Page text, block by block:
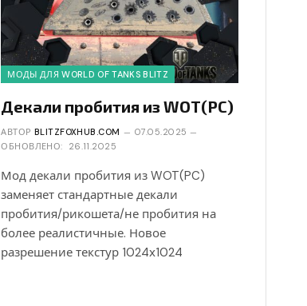
МОДЫ ДЛЯ WORLD OF TANKS BLITZ
Декали пробития из WOT(PC)
АВТОР BLITZFOXHUB.COM
07.05.2025
ОБНОВЛЕНО:
26.11.2025
Мод декали пробития из WOT(PC)
заменяет стандартные декали
пробития/рикошета/не пробития на
более реалистичные. Новое
разрешение текстур 1024х1024